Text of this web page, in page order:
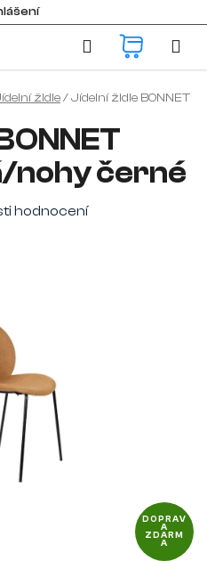
Hledat
židle/Jídelní židle BONNET
nohy černé
hodnocení
DOPRAV
A
ZDARM
A